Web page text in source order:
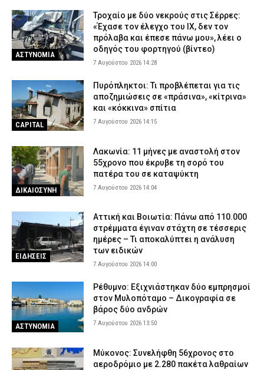
ΑΣΤΥΝΟΜΙΑ
Τροχαίο με δύο νεκρούς στις Σέρρες:
«Έχασε τον έλεγχο του ΙΧ, δεν τον
πρόλαβα και έπεσε πάνω μου», λέει ο
οδηγός του φορτηγού (βίντεο)
7 Αυγούστου 2026 14:28
CAPITAL
Πυρόπληκτοι: Τι προβλέπεται για τις
αποζημιώσεις σε «πράσινα», «κίτρινα»
και «κόκκινα» σπίτια
7 Αυγούστου 2026 14:15
ΔΙΚΑΙΟΣΥΝΗ
Λακωνία: 11 μήνες με αναστολή στον
55χρονο που έκρυβε τη σορό του
πατέρα του σε καταψύκτη
7 Αυγούστου 2026 14:04
ΕΙΔΗΣΕΙΣ
Αττική και Βοιωτία: Πάνω από 110.000
στρέμματα έγιναν στάχτη σε τέσσερις
ημέρες – Τι αποκαλύπτει η ανάλυση
των ειδικών
7 Αυγούστου 2026 14:00
ΑΣΤΥΝΟΜΙΑ
Ρέθυμνο: Εξιχνιάστηκαν δύο εμπρησμοί
στον Μυλοπόταμο – Δικογραφία σε
βάρος δύο ανδρών
7 Αυγούστου 2026 13:50
Μύκονος: Συνελήφθη 56χρονος στο
αεροδρόμιο με 2.280 πακέτα λαθραίων